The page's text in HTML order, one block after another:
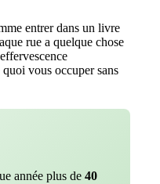
entrer dans un livre
rue a quelque chose
vous occuper sans
année plus de 40